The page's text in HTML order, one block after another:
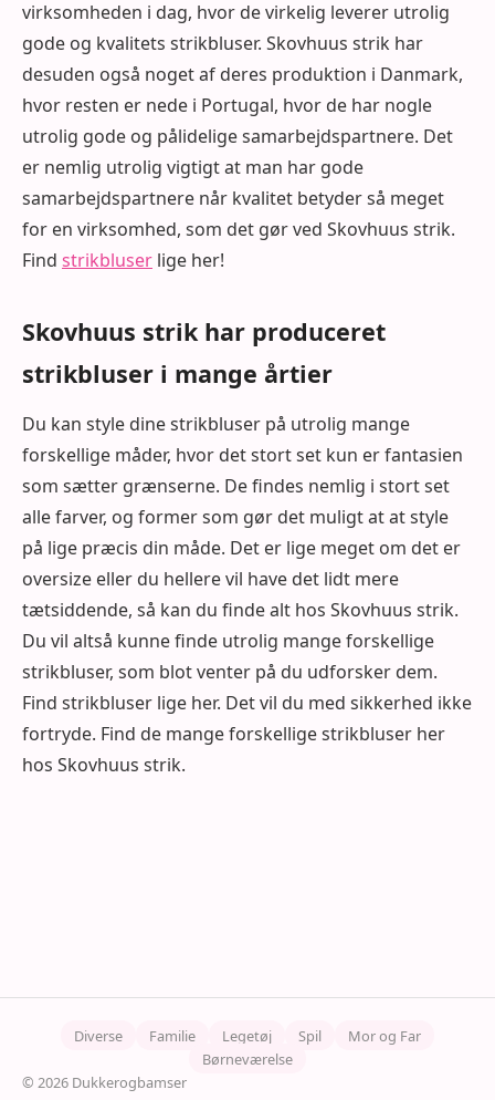
virksomheden i dag, hvor de virkelig leverer utrolig
gode og kvalitets strikbluser. Skovhuus strik har
desuden også noget af deres produktion i Danmark,
hvor resten er nede i Portugal, hvor de har nogle
utrolig gode og pålidelige samarbejdspartnere. Det
er nemlig utrolig vigtigt at man har gode
samarbejdspartnere når kvalitet betyder så meget
for en virksomhed, som det gør ved Skovhuus strik.
Find strikbluser lige her!
Skovhuus strik har produceret
strikbluser i mange årtier
Du kan style dine strikbluser på utrolig mange
forskellige måder, hvor det stort set kun er fantasien
som sætter grænserne. De findes nemlig i stort set
alle farver, og former som gør det muligt at at style
på lige præcis din måde. Det er lige meget om det er
oversize eller du hellere vil have det lidt mere
tætsiddende, så kan du finde alt hos Skovhuus strik.
Du vil altså kunne finde utrolig mange forskellige
strikbluser, som blot venter på du udforsker dem.
Find strikbluser lige her. Det vil du med sikkerhed ikke
fortryde. Find de mange forskellige strikbluser her
hos Skovhuus strik.
Diverse Familie Legetøj Spil
Mor og Far
Børneværelse
© 2026 Dukkerogbamser